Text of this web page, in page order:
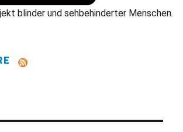
blinder und sehbehinderter Menschen.